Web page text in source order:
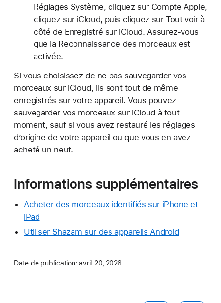
Réglages Système, cliquez sur Compte Apple,
cliquez sur iCloud, puis cliquez sur Tout voir à
côté de Enregistré sur iCloud. Assurez-vous
que la Reconnaissance des morceaux est
activée.
Si vous choisissez de ne pas sauvegarder vos
morceaux sur iCloud, ils sont tout de même
enregistrés sur votre appareil. Vous pouvez
sauvegarder vos morceaux sur iCloud à tout
moment, sauf si vous avez restauré les réglages
d’origine de votre appareil ou que vous en avez
acheté un neuf.
Informations supplémentaires
Acheter des morceaux identifiés sur iPhone et
iPad
Utiliser Shazam sur des appareils Android
Date de publication: avril 20, 2026